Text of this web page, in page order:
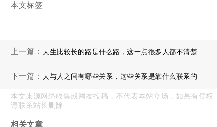
本文标签
上一篇： 人生比较长的路是什么路，这一点很多人都不清楚
下一篇： 人与人之间有哪些关系，这些关系是靠什么联系的
本文来源网络收集或网友投稿，不代表本站立场，如果有侵权
请联系站长删除
相关文章